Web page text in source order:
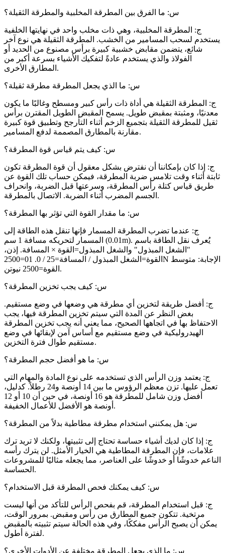
س: ما الفرق بين المطرقة المخلبية والمطرقة الثقيلة؟
ج: المطرقة المخلبية، وهي ذات مخلب واحد في نهايتها الخلفية
يستخدم لسحب المسامير من الخشب. المطرقة الثقيلة هي نوع آخر
شائع، يتضمن مقابض خشبية كبيرة برأس مصنوع من الحديد أو
الفولاذ والذي يستخدم عادةً لتفكيك الأشياء بسرعة أكبر من
المطارق الأخرى.
س: ما الذي يجعل المطرقة مطرقة ثقيلة؟
ج: المطرقة الثقيلة هي أداة ذات رأس كبير ومسطح وغالبًا ما يكون
معدنيًا، ومثبتة بمقبض طويل. يسمح المقبض الطويل المقترن برأس
ثقيل للمطرقة الثقيلة بتجميع الزخم أثناء التأرجح وتطبيق قوة كبيرة
مقارنة بالمطارق المصممة لدفع المسامير.
س: كيف يتم قياس قوة المطرقة؟
ج: إذا كان بإمكاننا أن نفترض بشكل معقول أن قوة المطرقة تكون
ثابتة أثناء وقت تلامس ضربة المطرقة، فيمكن حساب تلك القوة عن
طريق قياس كتلة رأس المطرقة، وسرعتها قبل الضربة، وانحراف
الجسم المضرب أثناء الضربة. الاتصال بالمطرقة.
س: ما مقدار القوة التي تؤثر بها المطرقة؟
ج: عندما تضرب المطرقة المسمار فإنها تنقل هذه الطاقة إلى
المسمار لتحريكه مسافة 1 سم (0.01m). يُعرف نقل الطاقة باسم
"الشغل المبذول" والشغل المبذول=القوة × المسافة. إذن،
القوة=الشغل المبذول / المسافة=25 / 0. 01=2500N الإجابة: متوسط
​​القوة=2500 نيوتن.
س: كيف يجب تخزين المطرقة؟
ج: أفضل طريقة لتخزين أي مطرقة هي وضعها في وضع مستقيم.
بغض النظر عن المدة التي سيتم تخزين المطرقة فيها، يجب
الاحتفاظ بها في اتجاهها الصحيح، مما يعني أنه يجب تخزين المطرقة
الهيدروليكية في وضع مستقيم مع أساس آمن لإبقائها في وضع
مستقيم طوال فترة التخزين.
س: ما هو أفضل حجم المطرقة؟
ج: يعتمد وزن الرأس الذي تستخدمه على نوع المادة والمهام التي
تعمل عليها. تزن معظم الرؤوس ما بين 14 أونصة و24 رطلاً. كدليل،
أفضل وزن شامل للمطرقة هو 16 أونصة، في حين أن 10 أو 12
أونصة هو الأفضل للأعمال الخفيفة.
س: هل يمكنني استخدام مطرقة مطاطية بدلاً من المطرقة؟
ج: إذا كان لديك أشياء حساسة تحتاج إلى تثبيتها، ولكنك لا تريد ترك
علامات، فإن المطرقة المطاطية هي الخيار الأمثل. لن يترك رأسه
الناعم خدوشًا أو خدوشًا على العناصر، مما يجعله مثاليًا للمشروعات
الحساسة.
س: كيف يمكنك فحص المطرقة قبل الاستخدام؟
ج: قبل استخدام المطرقة، قم بفحص الرأس للتأكد من أنها ليست
مرتخية. تتكون جميع المطارق من رأس ومقبض. بمرور الوقت،
يمكن أن يصبح الرأس مفككًا، وفي هذه الحالة سيتم تثبيته بالمقبض
لفترة أطول.
س: ما الذي يجعل المطرقة مختلفة عن الأدوات الأخرى؟